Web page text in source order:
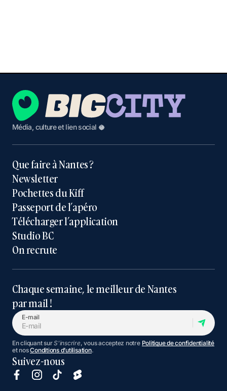
Média, culture et lien social 🥥
Que faire à Nantes ?
Newsletter
Pochettes du Kiff
Passeport de l’apéro
Télécharger l’application
Studio BC
On recrute
Chaque semaine, le meilleur de Nantes
par mail !
E-mail
En cliquant surS'inscrire, vous acceptez notre Politique de confidentialité
et nosConditions d’utilisation.
Suivez-nous